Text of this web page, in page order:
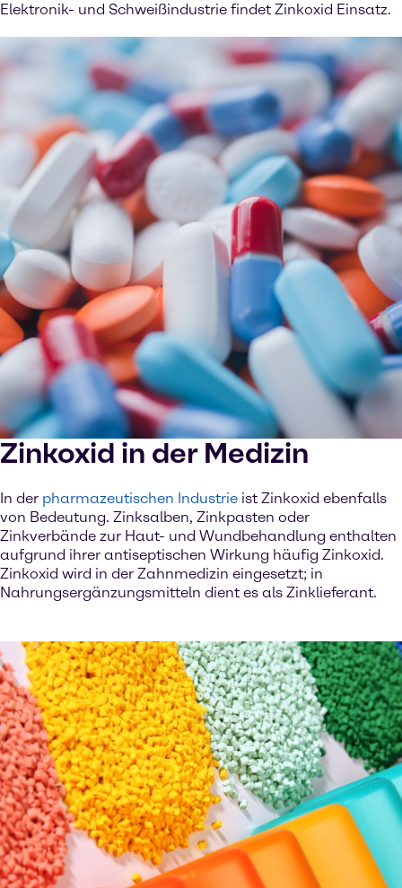
Elektronik- und Schweißindustrie findet Zinkoxid Einsatz.
Zinkoxid in der Medizin
In der pharmazeutischen Industrie ist Zinkoxid ebenfalls
von Bedeutung. Zinksalben, Zinkpasten oder
Zinkverbände zur Haut- und Wundbehandlung enthalten
aufgrund ihrer antiseptischen Wirkung häufig Zinkoxid.
Zinkoxid wird in der Zahnmedizin eingesetzt; in
Nahrungsergänzungsmitteln dient es als Zinklieferant.